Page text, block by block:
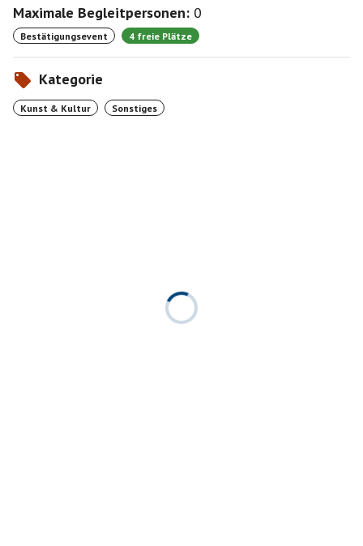
Kamera, Objektiv(e), geladener Akku’s und
Speicherkarte nicht vergessen !!
Maximale Begleitpersonen: 0
Bestätigungsevent 4 freie Plätze
Kategorie
Kunst & Kultur Sonstiges